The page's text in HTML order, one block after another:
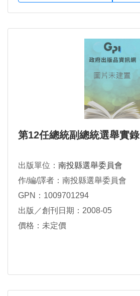
第12任總統副總統選舉實錄
出版單位： 南投縣選舉委員會
作/編/譯者：南投縣選舉委員會
GPN：1009701294
出版／創刊日期：2008-05
價格：未定價